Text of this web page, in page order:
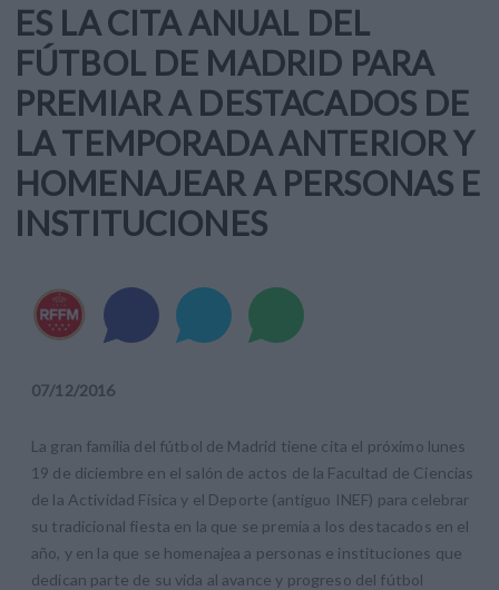
ES LA CITA ANUAL DEL
FÚTBOL DE MADRID PARA
PREMIAR A DESTACADOS DE
LA TEMPORADA ANTERIOR Y
HOMENAJEAR A PERSONAS E
INSTITUCIONES
07/12/2016
La gran familia del fútbol de Madrid tiene cita el próximo lunes
19 de diciembre en el salón de actos de la Facultad de Ciencias
de la Actividad Física y el Deporte (antiguo INEF) para celebrar
su tradicional fiesta en la que se premia a los destacados en el
año, y en la que se homenajea a personas e instituciones que
dedican parte de su vida al avance y progreso del fútbol